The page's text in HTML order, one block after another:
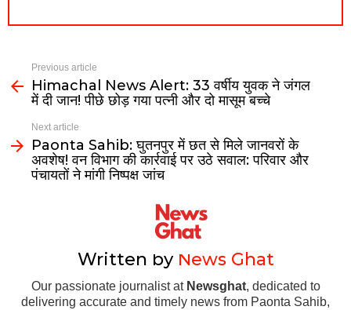
Previous article
Himachal News Alert: 33 वर्षीय युवक ने जंगल
में दी जान! पीछे छोड़ गया पत्नी और दो मासूम बच्चे
Next article
Paonta Sahib: घुतनपुर में छत से मिले जानवरों के
अवशेष! वन विभाग की कार्रवाई पर उठे सवाल: परिवार और
पंचायतों ने मांगी निष्पक्ष जांच
Written by News Ghat
Our passionate journalist at Newsghat, dedicated to
delivering accurate and timely news from Paonta Sahib,